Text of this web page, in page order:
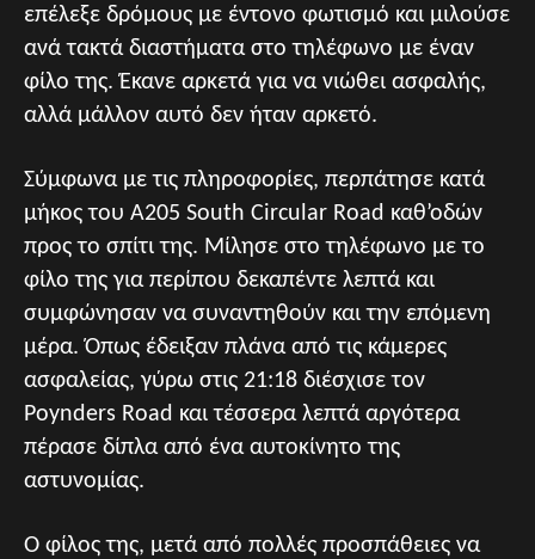
επέλεξε δρόμους με έντονο φωτισμό και μιλούσε
ανά τακτά διαστήματα στο τηλέφωνο με έναν
φίλο της. Έκανε αρκετά για να νιώθει ασφαλής,
αλλά μάλλον αυτό δεν ήταν αρκετό.
Σύμφωνα με τις πληροφορίες, περπάτησε κατά
μήκος του A205 South Circular Road καθ’οδών
προς το σπίτι της. Μίλησε στο τηλέφωνο με το
φίλο της για περίπου δεκαπέντε λεπτά και
συμφώνησαν να συναντηθούν και την επόμενη
μέρα. Όπως έδειξαν πλάνα από τις κάμερες
ασφαλείας, γύρω στις 21:18 διέσχισε τον
Poynders Road και τέσσερα λεπτά αργότερα
πέρασε δίπλα από ένα αυτοκίνητο της
αστυνομίας.
Ο φίλος της, μετά από πολλές προσπάθειες να